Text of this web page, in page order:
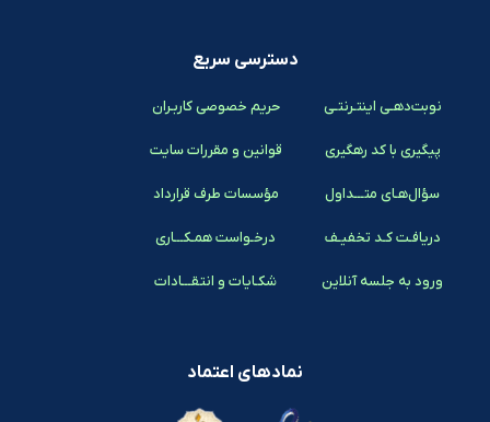
دسترسی سریع
نوبت‌دهـی اینتـرنتـی
پیگیری با کد رهگیری
سؤال‌هـای متـــداول
دریافـت کـد تخفیـف
ورود به جلسه آنلاین
حریم خصوصی کاربـران
قوانین و مقررات سایت
مؤسسات طرف قرارداد
درخـواست همـکـــاری
شکـایات و انتقـــادات
نمادهای اعتماد